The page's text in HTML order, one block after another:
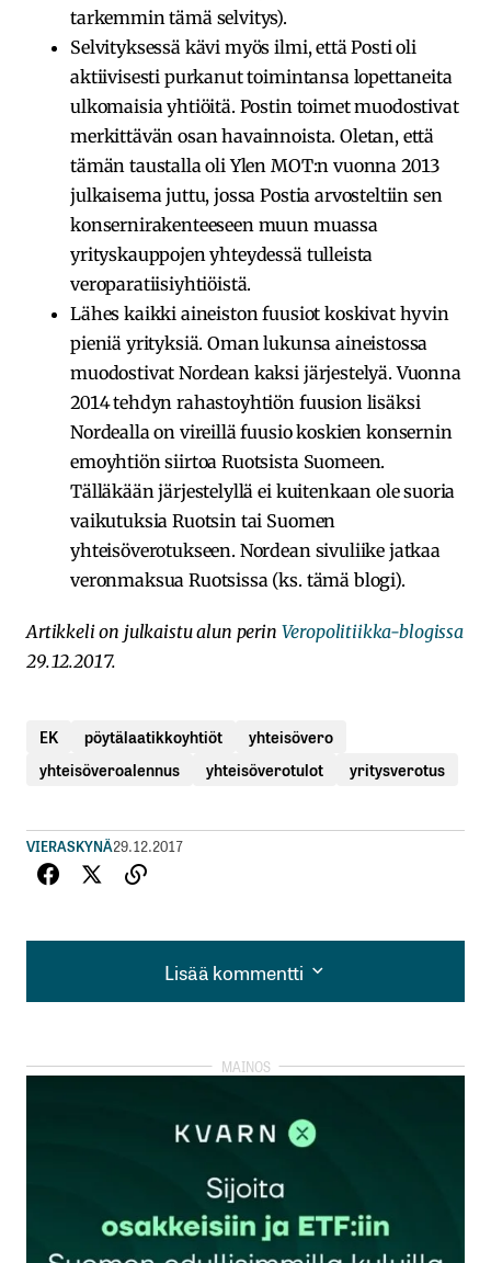
tarkemmin tämä selvitys).
Selvityksessä kävi myös ilmi, että Posti oli
aktiivisesti purkanut toimintansa lopettaneita
ulkomaisia yhtiöitä. Postin toimet muodostivat
merkittävän osan havainnoista. Oletan, että
tämän taustalla oliYlen MOT:n vuonna 2013
julkaisema juttu, jossa Postia arvosteltiin sen
konsernirakenteeseen muun muassa
yrityskauppojen yhteydessä tulleista
veroparatiisiyhtiöistä.
Lähes kaikki aineiston fuusiot koskivat hyvin
pieniä yrityksiä. Oman lukunsa aineistossa
muodostivat Nordean kaksi järjestelyä. Vuonna
2014 tehdyn rahastoyhtiön fuusion lisäksi
Nordealla on vireillä fuusio koskien konsernin
emoyhtiön siirtoa Ruotsista Suomeen.
Tälläkään järjestelyllä ei kuitenkaan ole suoria
vaikutuksia Ruotsin tai Suomen
yhteisöverotukseen. Nordean sivuliike jatkaa
veronmaksua Ruotsissa (ks. tämä blogi).
Artikkeli on julkaistu alun perin Veropolitiikka-blogissa
29.12.2017.
EK pöytälaatikkoyhtiöt
yhteisövero
yhteisöveroalennus
yhteisöverotulot yritysverotus
VIERASKYNÄ29.12.2017
Lisää kommentti
Lisää kommentti
kirjautua
rekisteröityä